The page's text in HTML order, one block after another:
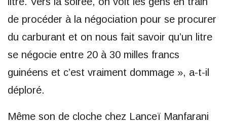
de procéder à la négociation pour se procurer
du carburant et on nous fait savoir qu’un litre
se négocie entre 20 à 30 milles francs
guinéens et c’est vraiment dommage », a-t-il
déploré.
Même son de cloche chez Lanceï Manfarani